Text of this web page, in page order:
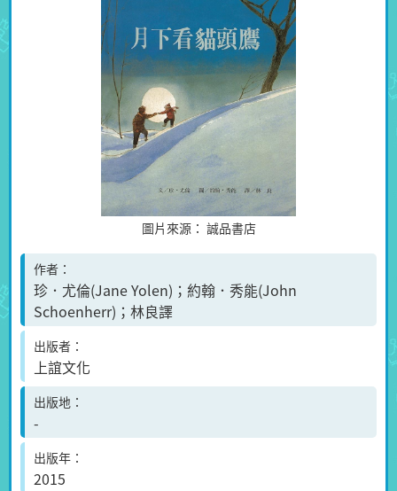
圖片來源： 誠品書店
作者
珍．尤倫(Jane Yolen)；約翰．秀能(John
Schoenherr)；林良譯
出版者
上誼文化
出版地
-
出版年
2015